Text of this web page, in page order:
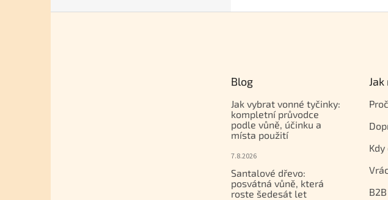
Blog
Jak vybrat vonné tyčinky:
kompletní průvodce
podle vůně, účinku a
místa použití
7.8.2026
Santalové dřevo:
posvátná vůně, která
roste šedesát let